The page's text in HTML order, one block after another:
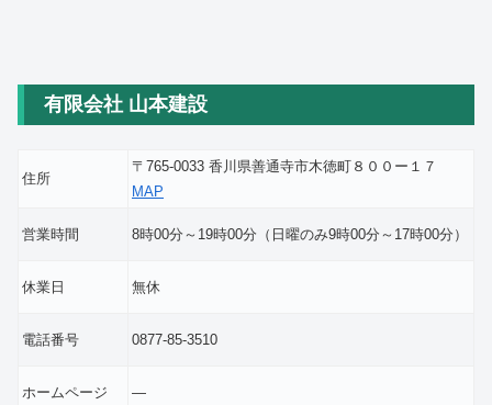
有限会社 山本建設
住所
〒765-0033 香川県善通寺市木徳町８００ー１７
MAP
営業時間 8時00分～19時00分（日曜のみ9時00分～17時00分）
休業日 無休
電話番号 0877-85-3510
ホームページ ―